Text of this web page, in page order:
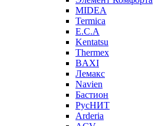
MIDEA
Termica
E.C.A
Kentatsu
Thermex
BAXI
Лемакс
Navien
Бастион
РусНИТ
Arderia